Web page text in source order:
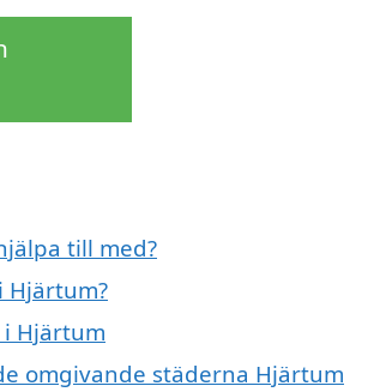
till med?
Hjärtum?
Hjärtum
omgivande städerna Hjärtum